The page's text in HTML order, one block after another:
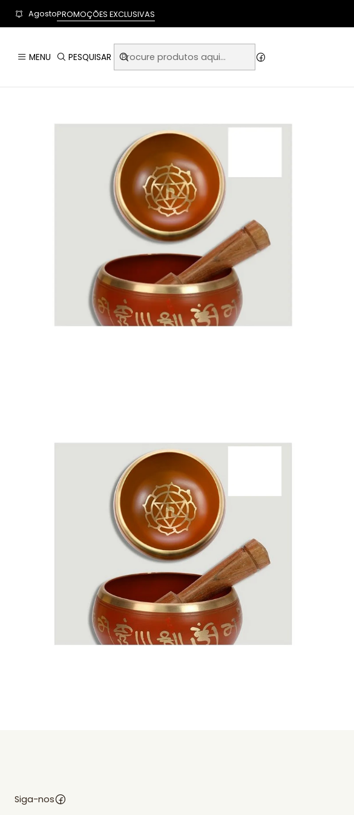
User-agent: * Allow: / Sitemap: https://www.auraemporium.pt/sitemap.xml
MENU PESQUISAR
AgostoPROMOÇÕES EXCLUSIVAS
Início
Artigos Esotéricos
Siga-nos